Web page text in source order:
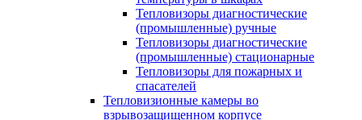
Тепловизоры диагностические
(промышленные) ручные
Тепловизоры диагностические
(промышленные) стационарные
Тепловизоры для пожарных и
спасателей
Тепловизионные камеры во
взрывозащищенном корпусе